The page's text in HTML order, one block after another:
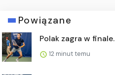
Powiązane
Polak zagra w
12 minut temu